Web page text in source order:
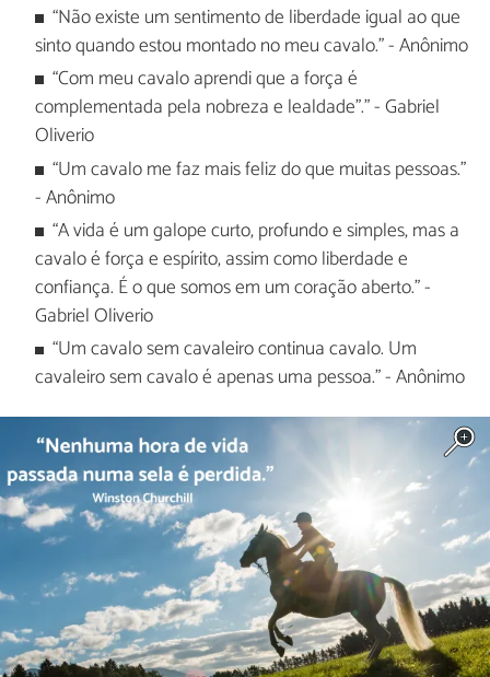
“Não existe um sentimento de liberdade igual ao que
sinto quando estou montado no meu cavalo." - Anônimo
“Com meu cavalo aprendi que a força é
complementada pela nobreza e lealdade"." - Gabriel
Oliverio
“Um cavalo me faz mais feliz do que muitas pessoas."
- Anônimo
“A vida é um galope curto, profundo e simples, mas a
cavalo é força e espírito, assim como liberdade e
confiança. É o que somos em um coração aberto." -
Gabriel Oliverio
“Um cavalo sem cavaleiro continua cavalo. Um
cavaleiro sem cavalo é apenas uma pessoa.” - Anônimo